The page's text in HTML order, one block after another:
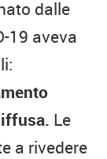
dalle
19 aveva
Le
a rivedere